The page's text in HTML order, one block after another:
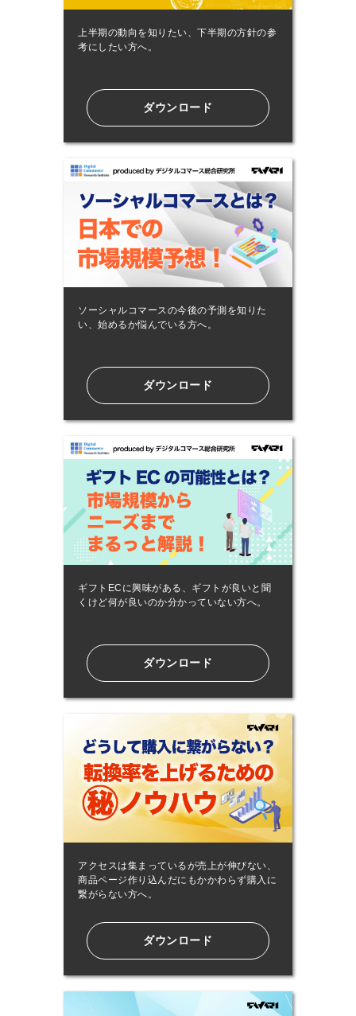
上半期の動向を知りたい、下半期の方針の参
考にしたい方へ。
ダウンロード
ソーシャルコマースの今後の予測を知りた
い、始めるか悩んでいる方へ。
ダウンロード
ギフトECに興味がある、ギフトが良いと聞
くけど何が良いのか分かっていない方へ。
ダウンロード
アクセスは集まっているが売上が伸びない、
商品ページ作り込んだにもかかわらず購入に
繋がらない方へ。
ダウンロード